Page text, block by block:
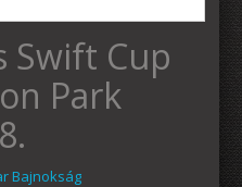
Swift Cup
Park
Bajnokság